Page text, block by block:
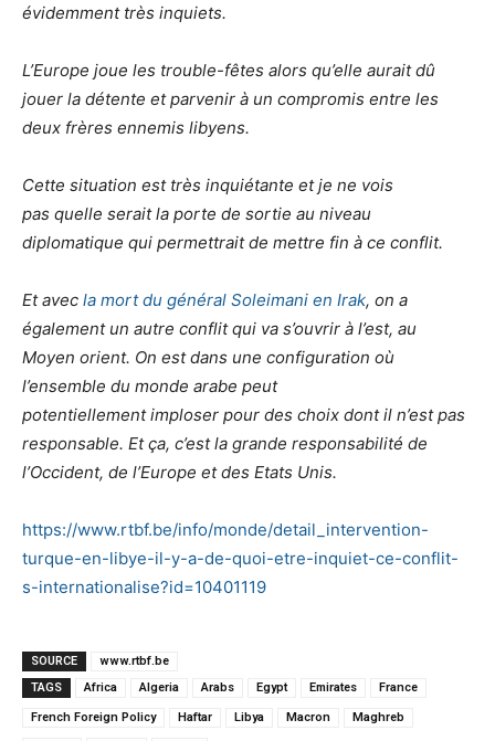
évidemment très inquiets.
L’Europe joue les trouble-fêtes alors qu’elle aurait dû
jouer la détente et parvenir à un compromis entre les
deux frères ennemis libyens.
Cette situation est très inquiétante et je ne vois
pas quelle serait la porte de sortie au niveau
diplomatique qui permettrait de mettre fin à ce conflit.
Et avec la mort du général Soleimani en Irak, on a
également un autre conflit qui va s’ouvrir à l’est, au
Moyen orient. On est dans une configuration où
l’ensemble du monde arabe peut
potentiellement imploser pour des choix dont il n’est pas
responsable. Et ça, c’est la grande responsabilité de
l’Occident, de l’Europe et des Etats Unis.
https://www.rtbf.be/info/monde/detail_intervention-
turque-en-libye-il-y-a-de-quoi-etre-inquiet-ce-conflit-
s-internationalise?id=10401119
SOURCE
www.rtbf.be
TAGS
Africa Algeria Arabs Egypt Emirates France
French Foreign Policy Haftar Libya Macron Maghreb